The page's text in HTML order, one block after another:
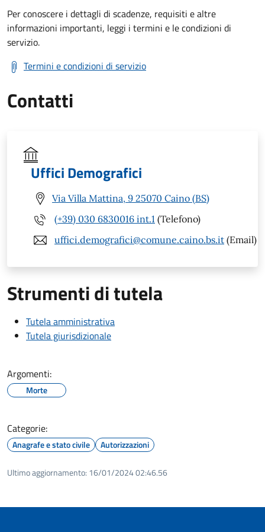
Per conoscere i dettagli di scadenze, requisiti e altre
informazioni importanti, leggi i termini e le condizioni di
servizio.
Termini e condizioni di servizio
Contatti
Uffici Demografici
Via Villa Mattina, 9 25070 Caino (BS)
(+39) 030 6830016 int.1 (Telefono)
uffici.demografici@comune.caino.bs.it (Email)
Strumenti di tutela
Tutela amministrativa
Tutela giurisdizionale
Argomenti:
Morte
Categorie:
Anagrafe e stato civile Autorizzazioni
Ultimo aggiornamento: 16/01/2024 02:46.56